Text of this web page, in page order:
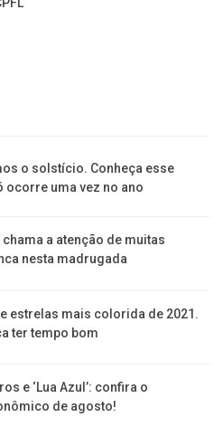
o solstício. Conheça esse
ocorre uma vez no ano
chama a atenção de muitas
nesta madrugada
estrelas mais colorida de 2021.
ter tempo bom
e ‘Lua Azul’: confira o
de agosto!